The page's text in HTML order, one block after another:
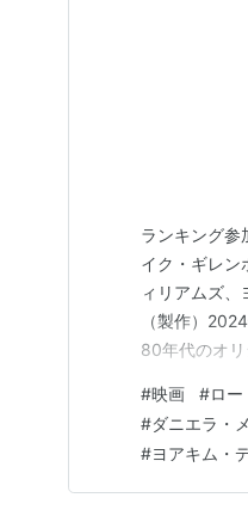
ランキング参
イク・ギレン
ィリアムズ
（製作）
80年代のオ
用心棒の仕事
youtu.be こ…
#映画 #ロ
#ダニエラ・
#ヨアキム・